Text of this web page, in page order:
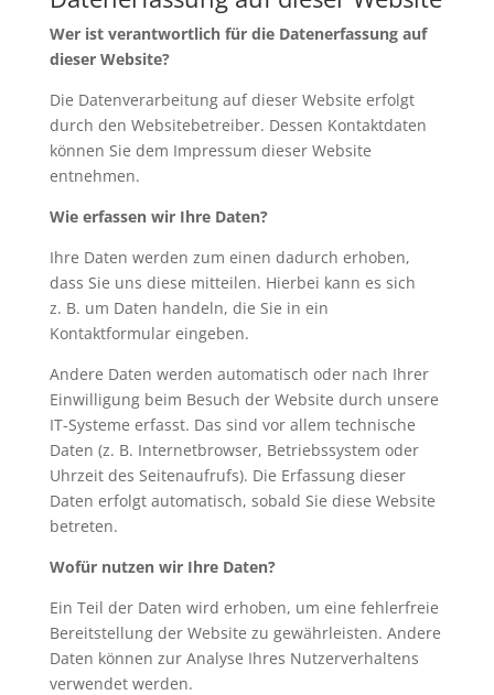
Wer ist verantwortlich für die Datenerfassung auf
dieser Website?
Die Datenverarbeitung auf dieser Website erfolgt
durch den Websitebetreiber. Dessen Kontaktdaten
können Sie dem Impressum dieser Website
entnehmen.
Wie erfassen wir Ihre Daten?
Ihre Daten werden zum einen dadurch erhoben,
dass Sie uns diese mitteilen. Hierbei kann es sich
z. B. um Daten handeln, die Sie in ein
Kontaktformular eingeben.
Andere Daten werden automatisch oder nach Ihrer
Einwilligung beim Besuch der Website durch unsere
IT-Systeme erfasst. Das sind vor allem technische
Daten (z. B. Internetbrowser, Betriebssystem oder
Uhrzeit des Seitenaufrufs). Die Erfassung dieser
Daten erfolgt automatisch, sobald Sie diese Website
betreten.
Wofür nutzen wir Ihre Daten?
Ein Teil der Daten wird erhoben, um eine fehlerfreie
Bereitstellung der Website zu gewährleisten. Andere
Daten können zur Analyse Ihres Nutzerverhaltens
verwendet werden.